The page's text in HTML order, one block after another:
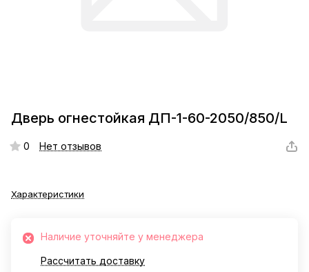
Дверь огнестойкая ДП-1-60-2050/850/L
0 Нет отзывов
Характеристики
Наличие уточняйте у менеджера
Рассчитать доставку